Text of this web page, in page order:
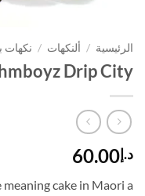
الرئيسية / ألنكهات / نكهات
Drip City
د.إ60.00
cake in Maori a